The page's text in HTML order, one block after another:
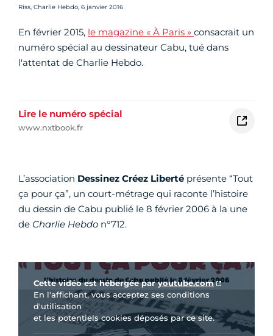
Crédit photo :
Riss, Charlie Hebdo, 6 janvier 2016
En février 2015, le magazine « À Paris » consacrait un
numéro spécial au dessinateur Cabu, tué dans
l'attentat de Charlie Hebdo.
Lire le numéro spécial
www.nxtbook.fr
L’association Dessinez Créez Liberté présente “Tout
ça pour ça”, un court-métrage qui raconte l’histoire
du dessin de Cabu publié le 8 février 2006 à la une
de Charlie Hebdo n°712.
Vidéo Youtube
Cette vidéo est hébergée paryoutube.com
En l'affichant, vous acceptez ses conditions
d'utilisation
et les potentiels cookies déposés par ce site.